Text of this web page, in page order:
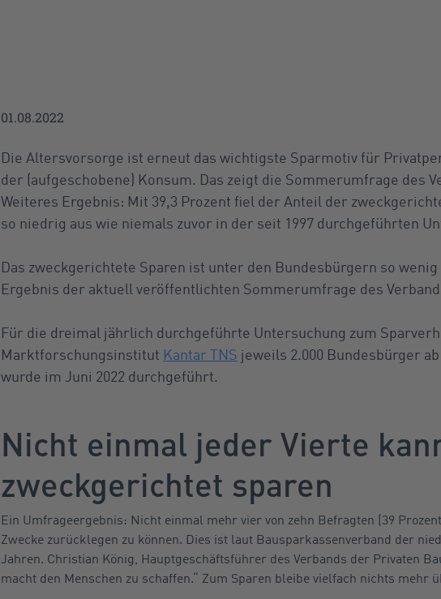
01.08.2022
Die Altersvorsorge ist erneut das wichtigste Sparmotiv für
der (aufgeschobene) Konsum. Das zeigt die Sommerumfrage des
Weiteres Ergebnis: Mit 39,3 Prozent fiel der Anteil der
so niedrig aus wie niemals zuvor in der seit 1997 durchgeführten
Das zweckgerichtete Sparen ist unter den Bundesbürgern so
Ergebnis der aktuell veröffentlichten Sommerumfrage des
Für die dreimal jährlich durchgeführte Untersuchung zum
Marktforschungsinstitut Kantar TNS jeweils 2.000 Bundesbürger
wurde im Juni 2022 durchgeführt.
Nicht einmal jeder Vierte
zweckgerichtet sparen
Ein Umfrageergebnis: Nicht einmal mehr vier von zehn Befragten (39
Zwecke zurücklegen zu können. Dies ist laut Bausparkassenverband der
Jahren. Christian König, Hauptgeschäftsführer des Verbands der Privaten
macht den Menschen zu schaffen.“ Zum Sparen bleibe vielfach nichts mehr